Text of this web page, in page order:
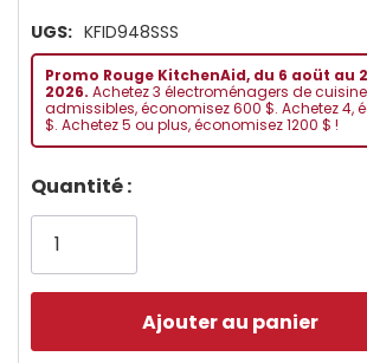
UGS: KFID948SSS
Promo Rouge KitchenAid, du 6 aoüt au
2026. Achetez 3 électroménagers de
admissibles, économisez 600 $. Achetez 4,
$. Achetez 5 ou plus, économisez 1200 $ !
Dépêchez-
vous!
plus
Quantité :